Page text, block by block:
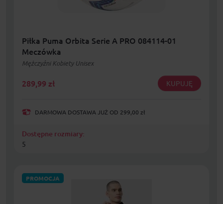
Piłka Puma Orbita Serie A PRO 084114-01
Meczówka
Mężczyźni Kobiety Unisex
289,99 zł KUPUJĘ
DARMOWA DOSTAWA JUŻ OD 299,00 zł
Dostępne rozmiary:
5
PROMOCJA